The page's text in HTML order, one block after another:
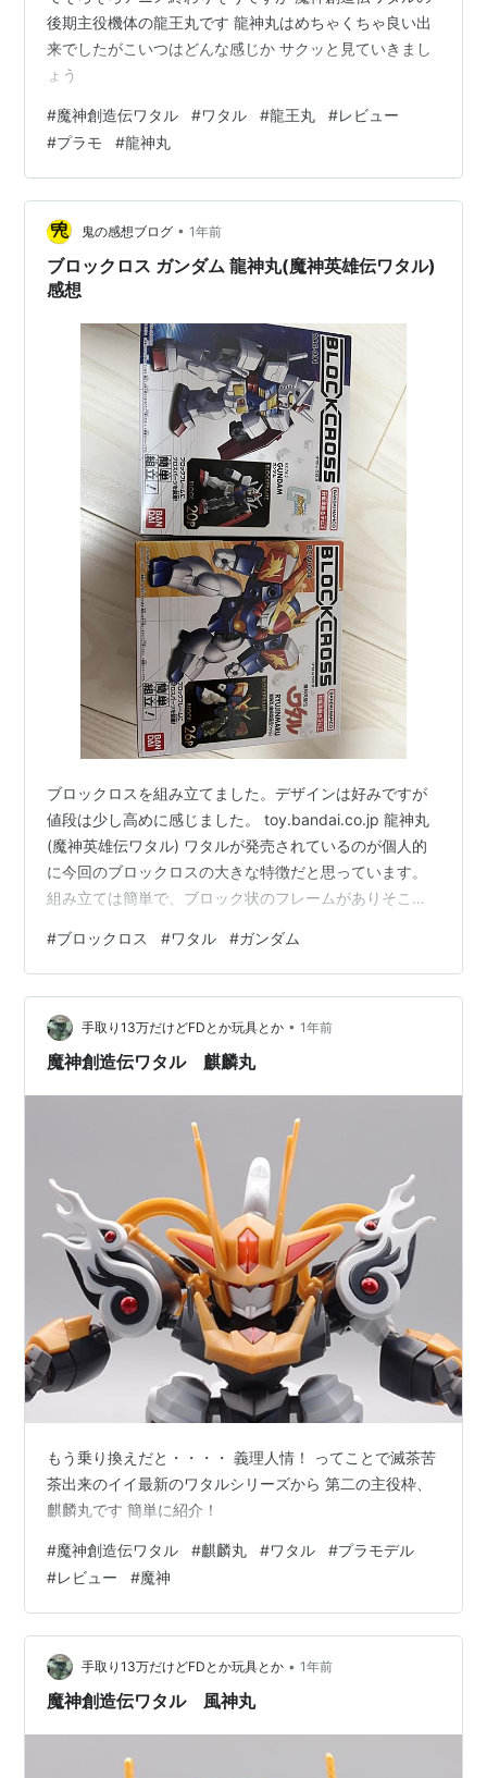
チルタリス ドラゴン/飛行
ガブリアス 72 ドラゴン/地面
リザードン 68 炎/飛行
HGSSではわざマシンがあるし、レベルアップわざリ
ストにも入っているので技遺伝のシステム的に問題なし
後期主役機体の龍王丸です 龍神丸はめちゃくちゃ良い出
来でしたがこいつはどんな感じか サクッと見ていきまし
ょう
#魔神創造伝ワタル #ワタル #龍王丸 #レビュー
#プラモ #龍神丸
鬼の感想ブログ • 1年前
ブロックロス ガンダム 龍神丸(魔神英雄伝ワタル)
感想
ブロックロスを組み立てました。デザインは好みですが
値段は少し高めに感じました。 toy.bandai.co.jp 龍神丸
(魔神英雄伝ワタル) ワタルが発売されているのが個人的
に今回のブロックロスの大きな特徴だと思っています。
組み立ては簡単で、ブロック状のフレームがありそこに
ーが必要と最近の傾向から考えると小さい子をターゲッ
トにしてないのかなぁと思ったり。 可動域も大きく動く
って感じでも無いですね。 ガンダム 武器を変えたりも。
そして、ブロックロスの最大の良さは、組み換えにある
と感じた。シリーズ違いだとそこまで組み換えが活きて
#ブロックロス #ワタル #ガンダム
手取り13万だけどFDとか玩具とか • 1年前
魔神創造伝ワタル 麒麟丸
もう乗り換えだと・・・・ 義理人情！ ってことで滅茶苦
茶出来のイイ最新のワタルシリーズから 第二の主役枠、
麒麟丸です 簡単に紹介！
#魔神創造伝ワタル #麒麟丸 #ワタル #プラモデル
#レビュー #魔神
手取り13万だけどFDとか玩具とか • 1年前
魔神創造伝ワタル 風神丸